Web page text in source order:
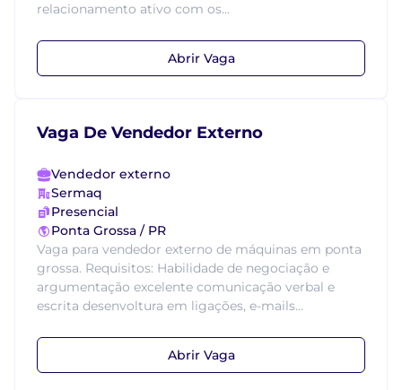
relacionamento ativo com os...
Abrir Vaga
Vaga De Vendedor Externo
Vendedor externo
Sermaq
Presencial
Ponta Grossa / PR
Vaga para vendedor externo de máquinas em ponta
grossa. Requisitos: Habilidade de negociação e
argumentação excelente comunicação verbal e
escrita desenvoltura em ligações, e-mails...
Abrir Vaga